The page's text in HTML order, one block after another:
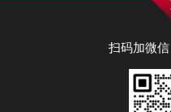
扫码加微